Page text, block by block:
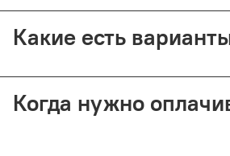
Какие есть
Когда нужно